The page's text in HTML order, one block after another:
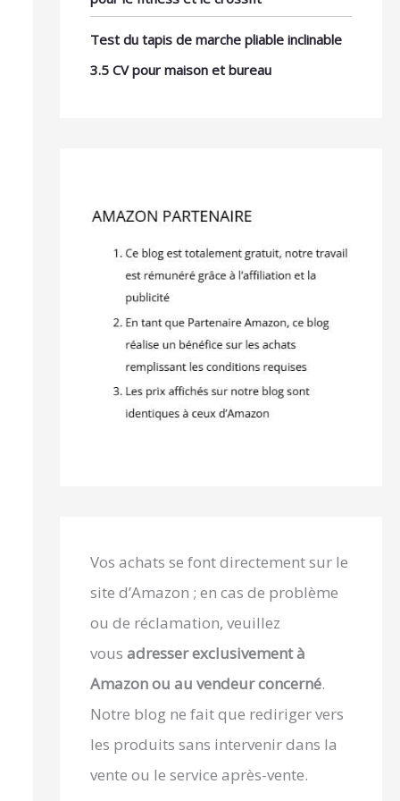
Test du tapis de marche pliable inclinable
3.5 CV pour maison et bureau
Vos achats se font directement sur le
site d’Amazon ; en cas de problème
ou de réclamation, veuillez
vous adresser exclusivement à
Amazon ou au vendeur concerné.
Notre blog ne fait que rediriger vers
les produits sans intervenir dans la
vente ou le service après-vente.